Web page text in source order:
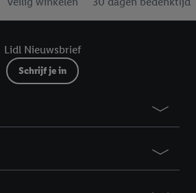
Lidl Nieuwsbrief
Schrijf je in